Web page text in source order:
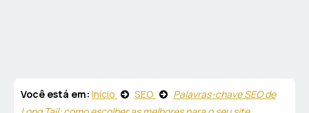
Você está em: Início SEO
Palavras-chave SEO de